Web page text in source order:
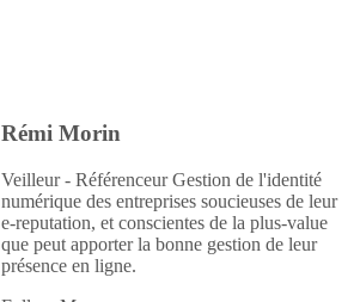
Rémi Morin
Veilleur - Référenceur Gestion de l'identité
numérique des entreprises soucieuses de leur
e-reputation, et conscientes de la plus-value
que peut apporter la bonne gestion de leur
présence en ligne.